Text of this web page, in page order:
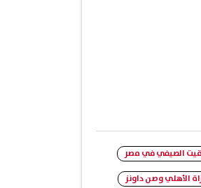
الصيفي في مصر
الأهلي وصن داونز